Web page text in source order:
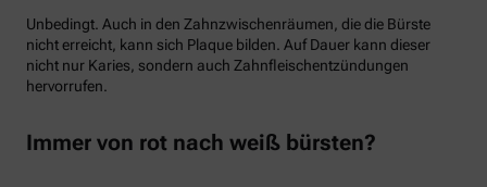
Unbedingt. Auch in den Zahnzwischenräumen, die die Bürste
nicht erreicht, kann sich Plaque bilden. Auf Dauer kann dieser
nicht nur Karies, sondern auch Zahnfleischentzündungen
hervorrufen.
Immer von rot nach weiß bürsten?